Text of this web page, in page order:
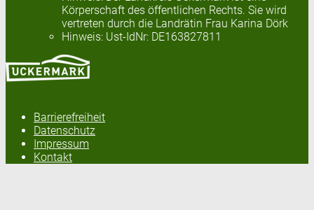
Körperschaft des öffentlichen Rechts. Sie wird
vertreten durch die Landrätin Frau Karina Dörk
Hinweis: Ust-IdNr: DE163827811
Barrierefreiheit
Datenschutz
Impressum
Kontakt